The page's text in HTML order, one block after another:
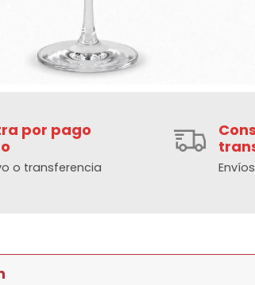
por pago
o transferencia